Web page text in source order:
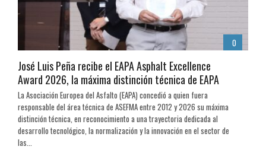
0
José Luis Peña recibe el EAPA Asphalt Excellence
Award 2026, la máxima distinción técnica de EAPA
La Asociación Europea del Asfalto (EAPA) concedió a quien fuera
responsable del área técnica de ASEFMA entre 2012 y 2026 su máxima
distinción técnica, en reconocimiento a una trayectoria dedicada al
desarrollo tecnológico, la normalización y la innovación en el sector de
las...